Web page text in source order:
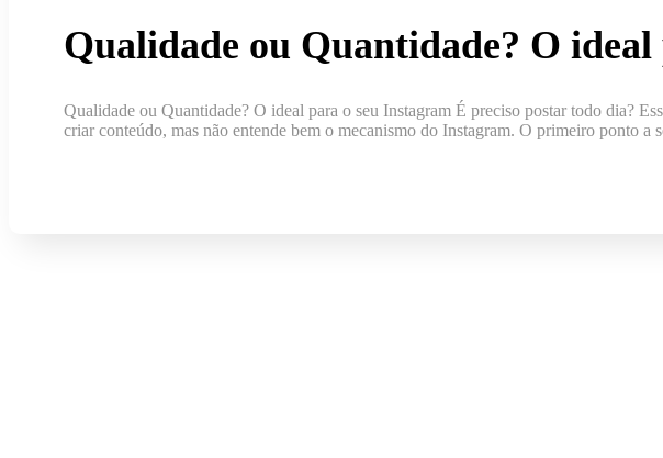
Qualidade ou Quantidade? O
Qualidade ou Quantidade? O ideal para o seu Instagram É preciso postar todo dia?
criar conteúdo, mas não entende bem o mecanismo do Instagram. O primeiro ponto a